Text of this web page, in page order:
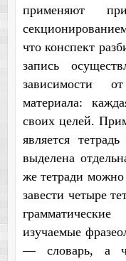
применяют
что конспект
запись
зависимости
материала:
своих целей.
является
выделена
же тетради
завести четыре
изучаемые
— словарь, а